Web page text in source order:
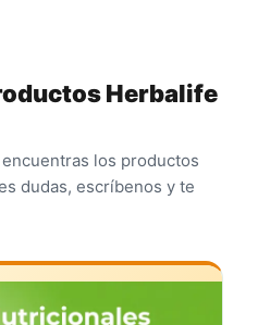
Herbalife
los productos
dudas, escríbenos y te